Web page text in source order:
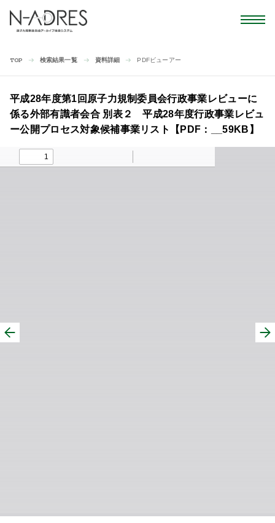
TOP 検索結果一覧 資料詳細 PDFビューアー
平成28年度第1回原子力規制委員会行政事業レビューに
係る外部有識者会合 別表２ 平成28年度行政事業レビュ
ー公開プロセス対象候補事業リスト【PDF：__59KB】